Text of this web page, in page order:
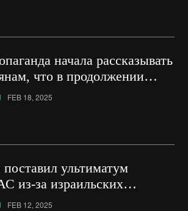
начала рассказывать
что в продолжении
FEB 18, 2025
ультиматум
из-за израильских
FEB 12, 2025